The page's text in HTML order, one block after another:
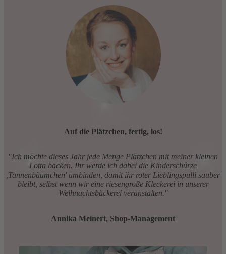
Auf die Plätzchen, fertig, los!
"Ich möchte dieses Jahr jede Menge Plätzchen mit meiner kleinen
Lotta backen. Ihr werde ich dabei die Kinderschürze
,Tannenbäumchen' umbinden, damit ihr roter Lieblingspulli sauber
bleibt, selbst wenn wir eine riesengroße Kleckerei in unserer
Weihnachtsbäckerei veranstalten."
Annika Meinert, Shop-Management